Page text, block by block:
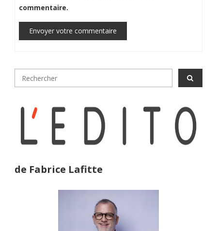
commentaire.
Envoyer votre commentaire
de Fabrice Lafitte